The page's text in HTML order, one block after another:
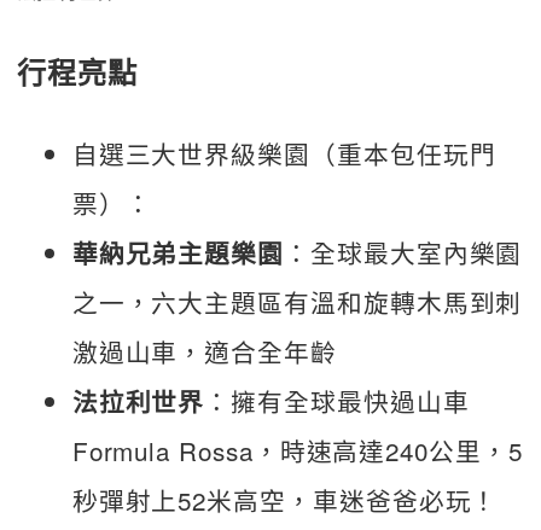
行程亮點
自選三大世界級樂園（重本包任玩門
票）：
華納兄弟主題樂園 ：全球最大室內樂園
之一，六大主題區有溫和旋轉木馬到刺
激過山車，適合全年齡
法拉利世界 ：擁有全球最快過山車
Formula Rossa，時速高達240公里，5
秒彈射上52米高空，車迷爸爸必玩！